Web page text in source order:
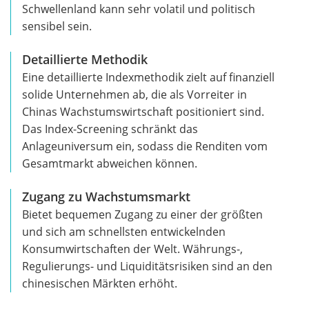
Schwellenland kann sehr volatil und politisch
sensibel sein.
Detaillierte Methodik
Eine detaillierte Indexmethodik zielt auf finanziell
solide Unternehmen ab, die als Vorreiter in
Chinas Wachstumswirtschaft positioniert sind.
Das Index-Screening schränkt das
Anlageuniversum ein, sodass die Renditen vom
Gesamtmarkt abweichen können.
Zugang zu Wachstumsmarkt
Bietet bequemen Zugang zu einer der größten
und sich am schnellsten entwickelnden
Konsumwirtschaften der Welt. Währungs-,
Regulierungs- und Liquiditätsrisiken sind an den
chinesischen Märkten erhöht.